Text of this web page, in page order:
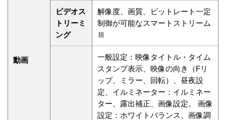
動画
ビデオス
トリーミ
ング
解像度、画質、ビットレート一定
制御が可能なスマートストリーム
Ⅲ
一般設定：映像タイトル・タイム
スタンプ表示、映像の向き（Fリ
ップ、ミラー、回転）、昼夜設
定、イルミネーター：イルミネー
ター、露出補正、画像設定。 画像
設定：ホワイトバランス、画像調